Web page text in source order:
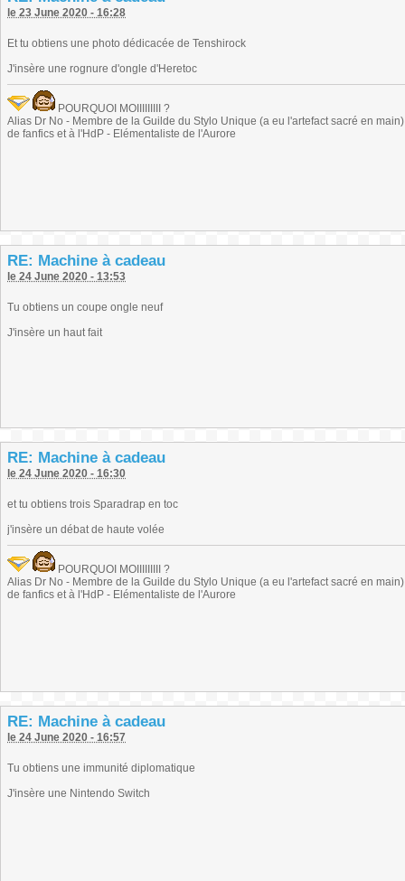
le 23 June 2020 - 16:28
Et tu obtiens une photo dédicacée de Tenshirock
J'insère une rognure d'ongle d'Heretoc
POURQUOI MOIIIIIIIII ?
Alias Dr No - Membre de la Guilde du Stylo Unique (a eu l'artefact sacré en
de fanfics et à l'HdP - Elémentaliste de l'Aurore
RE: Machine à cadeau
le 24 June 2020 - 13:53
Tu obtiens un coupe ongle neuf
J'insère un haut fait
RE: Machine à cadeau
le 24 June 2020 - 16:30
et tu obtiens trois Sparadrap en toc
j'insère un débat de haute volée
POURQUOI MOIIIIIIIII ?
Alias Dr No - Membre de la Guilde du Stylo Unique (a eu l'artefact sacré en
de fanfics et à l'HdP - Elémentaliste de l'Aurore
RE: Machine à cadeau
le 24 June 2020 - 16:57
Tu obtiens une immunité diplomatique
J'insère une Nintendo Switch